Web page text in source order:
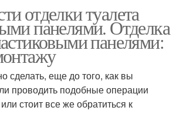
отделки туалета
панелями. Отделка
панелями:
сделать, еще до того, как вы
проводить подобные операции
стоит все же обратиться к